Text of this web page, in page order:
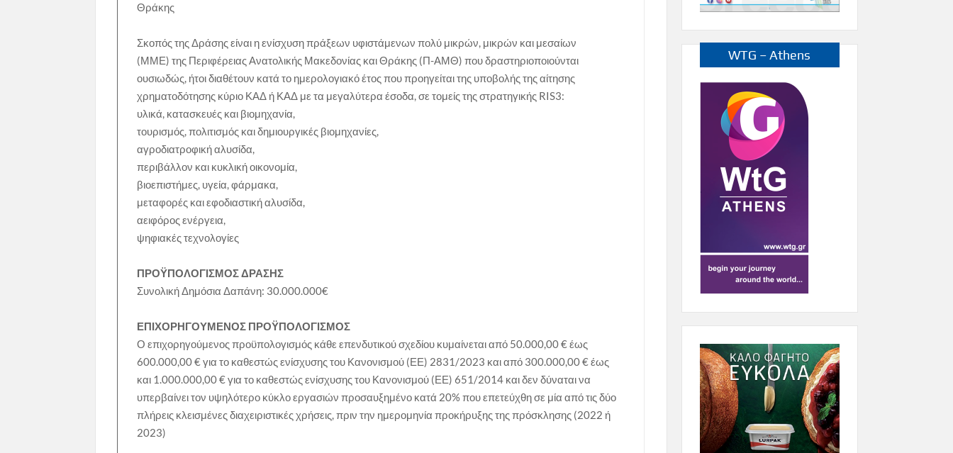
Θράκης
Σκοπός της Δράσης είναι η ενίσχυση πράξεων υφιστάμενων πολύ μικρών, μικρών και μεσαίων
(ΜΜΕ) της Περιφέρειας Ανατολικής Μακεδονίας και Θράκης (Π-ΑΜΘ) που δραστηριοποιούνται
ουσιωδώς, ήτοι διαθέτουν κατά το ημερολογιακό έτος που προηγείται της υποβολής της αίτησης
χρηματοδότησης κύριο ΚΑΔ ή ΚΑΔ με τα μεγαλύτερα έσοδα, σε τομείς της στρατηγικής RIS3:
υλικά, κατασκευές και βιομηχανία,
τουρισμός, πολιτισμός και δημιουργικές βιομηχανίες,
αγροδιατροφική αλυσίδα,
περιβάλλον και κυκλική οικονομία,
βιοεπιστήμες, υγεία, φάρμακα,
μεταφορές και εφοδιαστική αλυσίδα,
αειφόρος ενέργεια,
ψηφιακές τεχνολογίες
ΠΡΟΫΠΟΛΟΓΙΣΜΟΣ ΔΡΑΣΗΣ
Συνολική Δημόσια Δαπάνη: 30.000.000€
ΕΠΙΧΟΡΗΓΟΥΜΕΝΟΣ ΠΡΟΫΠΟΛΟΓΙΣΜΟΣ
Ο επιχορηγούμενος προϋπολογισμός κάθε επενδυτικού σχεδίου κυμαίνεται από 50.000,00 € έως
600.000,00 € για το καθεστώς ενίσχυσης του Κανονισμού (ΕΕ) 2831/2023 και από 300.000,00 € έως
και 1.000.000,00 € για το καθεστώς ενίσχυσης του Κανονισμού (ΕΕ) 651/2014 και δεν δύναται να
υπερβαίνει τον υψηλότερο κύκλο εργασιών προσαυξημένο κατά 20% που επετεύχθη σε μία από τις δύο
πλήρεις κλεισμένες διαχειριστικές χρήσεις, πριν την ημερομηνία προκήρυξης της πρόσκλησης (2022 ή
2023)
WTG – Athens